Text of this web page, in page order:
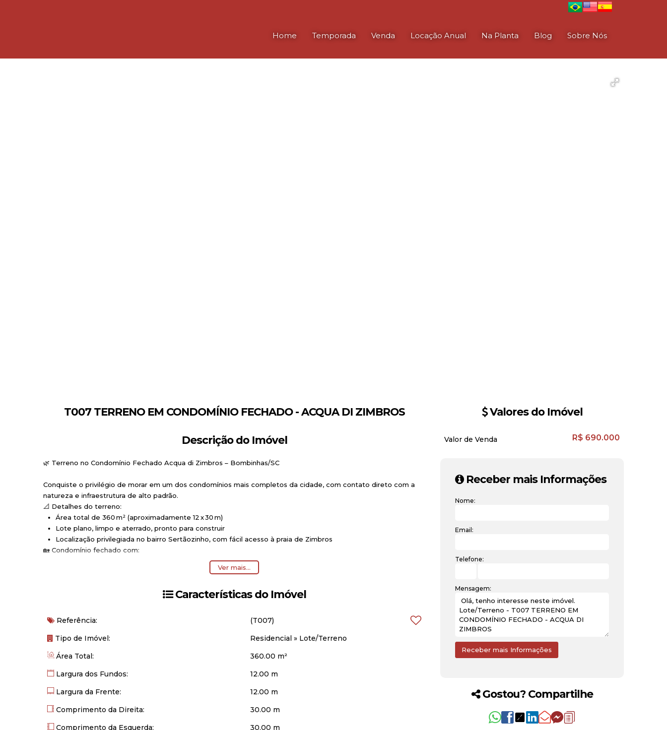
Temporada Venda Locação Anual Na Planta Blog Sobre Nós
Home
T007 TERRENO EM CONDOMÍNIO FECHADO - ACQUA DI ZIMBROS
Descrição do Imóvel
🌿 Terreno no Condomínio Fechado Acqua di Zimbros – Bombinhas/SC
Conquiste o privilégio de morar em um dos condomínios mais completos da cidade, com contato direto com a
natureza e infraestrutura de alto padrão.
📐 Detalhes do terreno:
Área total de 360 m² (aproximadamente 12 x 30 m)
Lote plano, limpo e aterrado, pronto para construir
Localização privilegiada no bairro Sertãozinho, com fácil acesso à praia de Zimbros
🏡 Condomínio fechado com:
com raia para natação
e quadras esportivas
Próximo às praias de Zimbros e Mariscal
Região tranquila, perfeita para famílias e para quem busca qualidade de vida
💡 Ideal para quem deseja construir com liberdade, sem abrir mão de conforto, segurança e lazer.
O futuro que você quer começa com uma boa decisão — e ele pode estar aqui.
Ver mais...
Características do Imóvel
Referência:
(T007)
Tipo de Imóvel:
Residencial » Lote/Terreno
Área Total:
360.00 m²
Largura dos Fundos:
12.00 m
Largura da Frente:
12.00 m
Comprimento da Direita:
30.00 m
Comprimento da Esquerda:
30.00 m
Valores do Imóvel
R$ 690.000
Valor de Venda
Receber mais Informações
Nome:
Email:
Telefone:
Mensagem:
Gostou? Compartilhe